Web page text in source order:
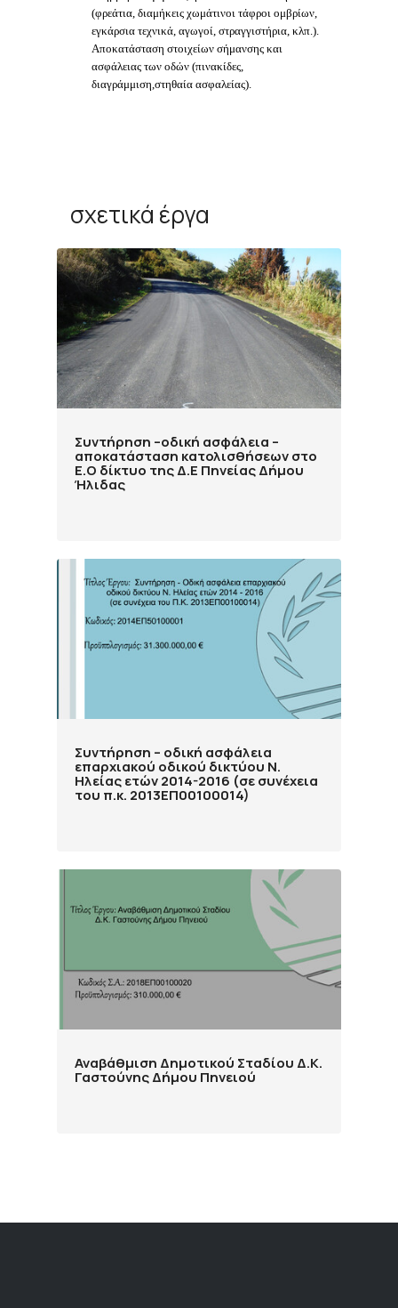
(φρεάτια, διαμήκεις χωμάτινοι τάφροι ομβρίων,
εγκάρσια τεχνικά, αγωγοί, στραγγιστήρια, κλπ.).
Αποκατάσταση στοιχείων σήμανσης και
ασφάλειας των οδών (πινακίδες,
διαγράμμιση,στηθαία ασφαλείας).
σχετικά έργα
Συντήρηση –οδική ασφάλεια –
αποκατάσταση κατολισθήσεων στο
Ε.Ο δίκτυο της Δ.Ε Πηνείας Δήμου
Ήλιδας
Συντήρηση – οδική ασφάλεια
επαρχιακού οδικού δικτύου Ν.
Ηλείας ετών 2014-2016 (σε συνέχεια
του π.κ. 2013ΕΠ00100014)
Αναβάθμιση Δημοτικού Σταδίου Δ.Κ.
Γαστούνης Δήμου Πηνειού